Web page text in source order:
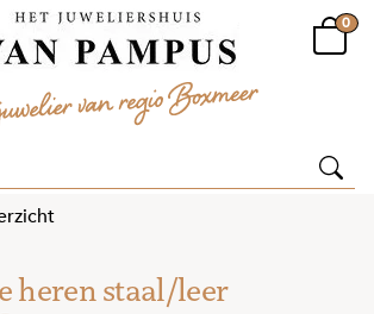
0
heren staal/leer